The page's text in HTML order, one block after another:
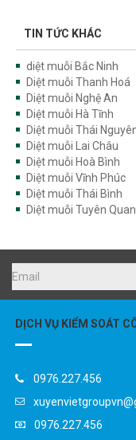
TIN TỨC KHÁC
diệt muỗi Bắc Ninh
Diệt muỗi Thanh Hoá
Diệt muỗi Nghệ An
Diệt muỗi Hà Tĩnh
Diệt muỗi Thái Nguyên
Diệt muỗi Lai Châu
Diệt muỗi Hoà Bình
Diệt muỗi Vĩnh Phúc
Diệt muỗi Thái Bình
Diệt muỗi Tuyên Quang
DỊCH VỤ KIỂM SOÁT